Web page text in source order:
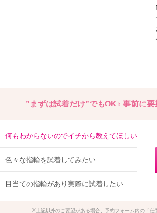
”まずは試着だけ”でもOK♪ 事前に要
何もわからないのでイチから教えてほしい
色々な指輪を試着してみたい
目当ての指輪があり実際に試着したい
上記以外のご要望がある場合、予約フォーム内の「任